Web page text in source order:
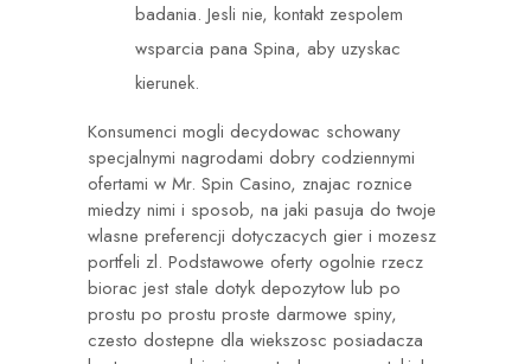
badania. Jesli nie, kontakt zespolem
wsparcia pana Spina, aby uzyskac
kierunek.
Konsumenci mogli decydowac schowany
specjalnymi nagrodami dobry codziennymi
ofertami w Mr. Spin Casino, znajac roznice
miedzy nimi i sposob, na jaki pasuja do twoje
wlasne preferencji dotyczacych gier i mozesz
portfeli zl. Podstawowe oferty ogolnie rzecz
biorac jest stale dotyk depozytow lub po
prostu po prostu proste darmowe spiny,
czesto dostepne dla wiekszosc posiadacza